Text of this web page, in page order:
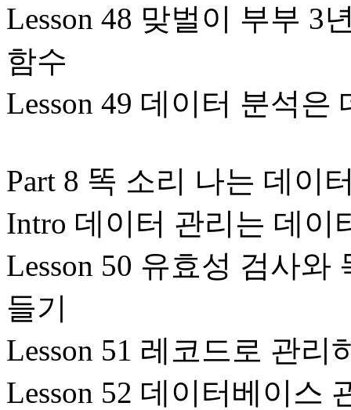
Lesson 48 맞벌이 부부 3
함수
Lesson 49 데이터 분석
Part 8 똑 소리 나는 데이
Intro 데이터 관리는 데이
Lesson 50 유효성 검사
들기
Lesson 51 레코드로 관리
Lesson 52 데이터베이스